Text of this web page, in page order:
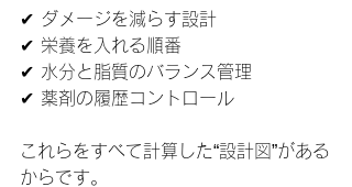
✔ ダメージを減らす設計
✔ 栄養を入れる順番
✔ 水分と脂質のバランス管理
✔ 薬剤の履歴コントロール
これらをすべて計算した“設計図”がある
からです。